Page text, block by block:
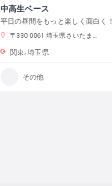
中高生ベース
平日の昼間をもっと楽しく面白く！
〒330-0061 埼玉県さいたま市浦和区常磐７丁目４−１ 埼玉りそな銀行さいたま研修センター
関東 埼玉県
その他